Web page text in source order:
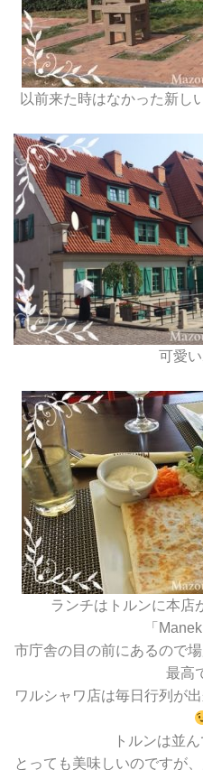
以前来た時はなかった新し
可愛
ランチはトルンに本店
「
市庁舎の目の前にあるので
最高
ワルシャワ店は毎日行列が
トルンは並
とっても美味しいのですが